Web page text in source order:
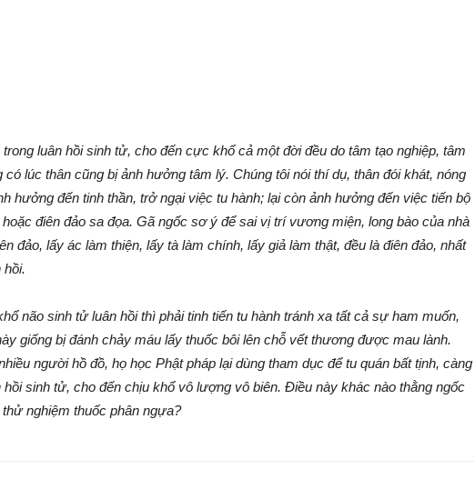
luân hồi sinh tử, cho đến cực khổ cả một đời đều do tâm tạo nghiệp, tâm
có lúc thân cũng bị ảnh hưởng tâm lý. Chúng tôi nói thí dụ, thân đói khát, nóng
hưởng đến tinh thần, trở ngại việc tu hành; lại còn ảnh hưởng đến việc tiến bộ
điên đảo sa đọa. Gã ngốc sơ ý để sai vị trí vương miện, long bào của nhà
đảo, lấy ác làm thiện, lấy tà làm chính, lấy giả làm thật, đều là điên đảo, nhất
hồi.
não sinh tử luân hồi thì phải tinh tiến tu hành tránh xa tất cả sự ham muốn,
giống bị đánh chảy máu lấy thuốc bôi lên chỗ vết thương được mau lành.
người hồ đồ, họ học Phật pháp lại dùng tham dục để tu quán bất tịnh, càng
hồi sinh tử, cho đến chịu khổ vô lượng vô biên. Điều này khác nào thằng ngốc
nghiệm thuốc phân ngựa?